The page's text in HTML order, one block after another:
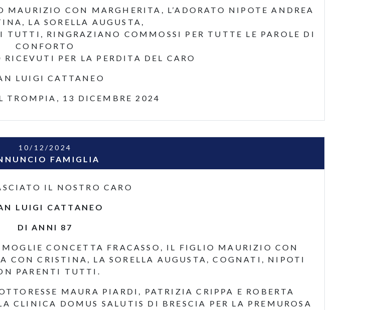
CON MARGHERITA, L’ADORATO NIPOTE ANDREA
LA SORELLA AUGUSTA,
RINGRAZIANO COMMOSSI PER TUTTE LE PAROLE DI
CONFORTO
RICEVUTI PER LA PERDITA DEL CARO
LUIGI CATTANEO
TROMPIA, 13 DICEMBRE 2024
10/12/2024
FAMIGLIA
IL NOSTRO CARO
LUIGI CATTANEO
DI ANNI 87
CONCETTA FRACASSO, IL FIGLIO MAURIZIO CON
CON CRISTINA, LA SORELLA AUGUSTA, COGNATI, NIPOTI
PARENTI TUTTI.
MAURA PIARDI, PATRIZIA CRIPPA E ROBERTA
CLINICA DOMUS SALUTIS DI BRESCIA PER LA PREMUROSA